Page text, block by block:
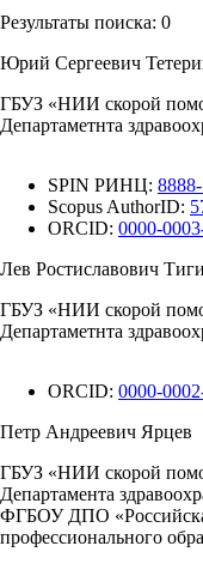
Результаты поиска: 0
Юрий Сергеевич
ГБУЗ «НИИ скорой
Департаметнта
SPIN РИНЦ:
Scopus AuthorID:
ORCID: 0000-
Лев Ростиславович
ГБУЗ «НИИ скорой
Департаметнта
ORCID: 0000-
Петр Андреевич Ярцев
ГБУЗ «НИИ скорой
Департамента
ФГБОУ ДПО
профессионального